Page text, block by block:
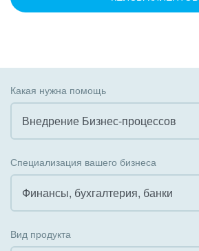
Какая нужна помощь
Внедрение Бизнес-процессов
Внедрение КЭДО
Интеграция с 1С
Специализация вашего бизнеса
Финансы, бухгалтерия, банки
Вид продукта